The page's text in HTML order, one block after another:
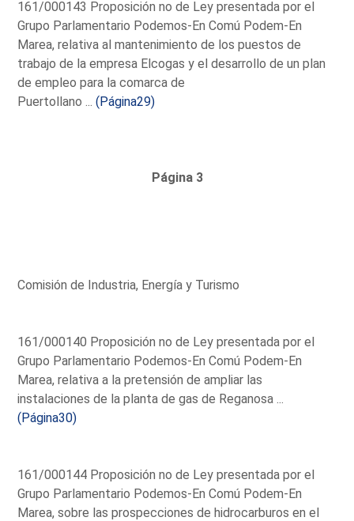
161/000143 Proposición no de Ley presentada por el
Grupo Parlamentario Podemos-En Comú Podem-En
Marea, relativa al mantenimiento de los puestos de
trabajo de la empresa Elcogas y el desarrollo de un plan
de empleo para la comarca de
Puertollano ...(Página29)
Página 3
Comisión de Industria, Energía y Turismo
161/000140 Proposición no de Ley presentada por el
Grupo Parlamentario Podemos-En Comú Podem-En
Marea, relativa a la pretensión de ampliar las
instalaciones de la planta de gas de Reganosa ...
(Página30)
161/000144 Proposición no de Ley presentada por el
Grupo Parlamentario Podemos-En Comú Podem-En
Marea, sobre las prospecciones de hidrocarburos en el